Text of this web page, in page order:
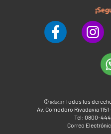
©educ.arTodos los
Av. Comodoro Rivadavia
Tel: 0800-
Correo